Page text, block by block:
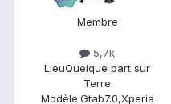
Membre
5,7k
LieuQuelque part sur
Terre
Modèle:Gtab7.0,Xperia